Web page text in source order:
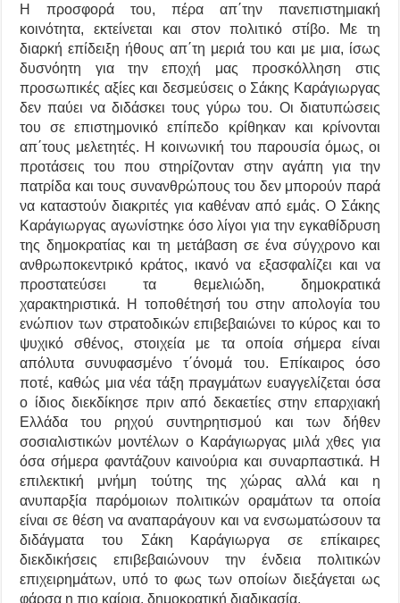
Η προσφορά του, πέρα απ΄την πανεπιστημιακή
κοινότητα, εκτείνεται και στον πολιτικό στίβο. Με τη
διαρκή επίδειξη ήθους απ΄τη μεριά του και με μια, ίσως
δυσνόητη για την εποχή μας προσκόλληση στις
προσωπικές αξίες και δεσμεύσεις ο Σάκης Καράγιωργας
δεν παύει να διδάσκει τους γύρω του. Οι διατυπώσεις
του σε επιστημονικό επίπεδο κρίθηκαν και κρίνονται
απ΄τους μελετητές. Η κοινωνική του παρουσία όμως, οι
προτάσεις του που στηρίζονταν στην αγάπη για την
πατρίδα και τους συνανθρώπους του δεν μπορούν παρά
να καταστούν διακριτές για καθέναν από εμάς. Ο Σάκης
Καράγιωργας αγωνίστηκε όσο λίγοι για την εγκαθίδρυση
της δημοκρατίας και τη μετάβαση σε ένα σύγχρονο και
ανθρωποκεντρικό κράτος, ικανό να εξασφαλίζει και να
προστατεύσει τα θεμελιώδη, δημοκρατικά
χαρακτηριστικά. Η τοποθέτησή του στην απολογία του
ενώπιον των στρατοδικών επιβεβαιώνει το κύρος και το
ψυχικό σθένος, στοιχεία με τα οποία σήμερα είναι
απόλυτα συνυφασμένο τ΄όνομά του. Επίκαιρος όσο
ποτέ, καθώς μια νέα τάξη πραγμάτων ευαγγελίζεται όσα
ο ίδιος διεκδίκησε πριν από δεκαετίες στην επαρχιακή
Ελλάδα του ρηχού συντηρητισμού και των δήθεν
σοσιαλιστικών μοντέλων ο Καράγιωργας μιλά χθες για
όσα σήμερα φαντάζουν καινούρια και συναρπαστικά. Η
επιλεκτική μνήμη τούτης της χώρας αλλά και η
ανυπαρξία παρόμοιων πολιτικών οραμάτων τα οποία
είναι σε θέση να αναπαράγουν και να ενσωματώσουν τα
διδάγματα του Σάκη Καράγιωργα σε επίκαιρες
διεκδικήσεις επιβεβαιώνουν την ένδεια πολιτικών
επιχειρημάτων, υπό το φως των οποίων διεξάγεται ως
φάρσα η πιο καίρια, δημοκρατική διαδικασία.